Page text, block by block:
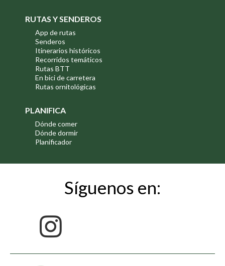
RUTAS Y SENDEROS
App de rutas
Senderos
Itinerarios históricos
Recorridos temáticos
Rutas BTT
En bici de carretera
Rutas ornitológicas
PLANIFICA
Dónde comer
Dónde dormir
Planificador
Síguenos en: